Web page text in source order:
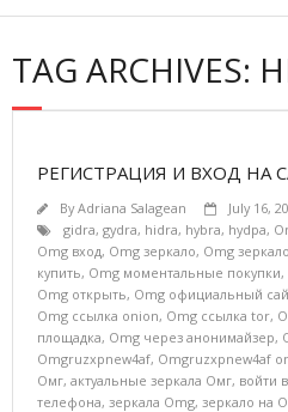
TAG ARCHIVES:
РЕГИСТРАЦИЯ И ВХОД НА
ByAdriana Salagean July 16,
gidra, gydra, hidra, hybra, hydpa,
Omg вход, Omg зеркало, Omg
купить, Omg моментальные покупки,
Omg открыть, Omg официальный
Omg ссылка onion, Omg ссылка tor,
площадка, Omg через анонимайзер,
Omgruzxpnew4af, Omgruzxpnew4af
Омг, актуальные зеркала Омг, войти
телефона, зеркала Omg, зеркало на